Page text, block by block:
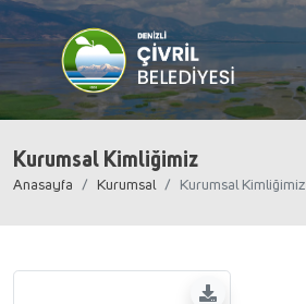
Kurumsal Kimliğimiz
Anasayfa Kurumsal Kurumsal Kimliğimiz